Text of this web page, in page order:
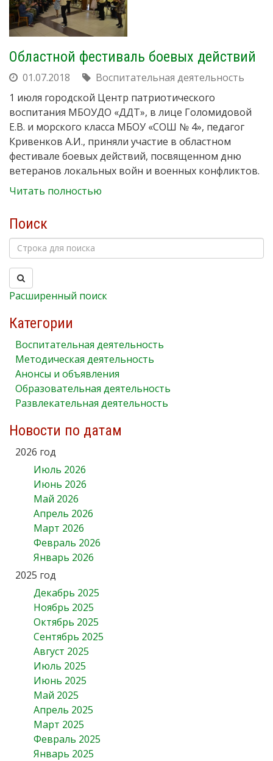
Областной фестиваль боевых действий
01.07.2018
Воспитательная деятельность
1 июля городской Центр патриотического
воспитания МБОУДО «ДДТ», в лице Голомидовой
Е.В. и морского класса МБОУ «СОШ № 4», педагог
Кривенков А.И., приняли участие в областном
фестивале боевых действий, посвященном дню
ветеранов локальных войн и военных конфликтов.
Читать полностью
Поиск
Расширенный поиск
Категории
Воспитательная деятельность
Методическая деятельность
Анонсы и объявления
Образовательная деятельность
Развлекательная деятельность
Новости по датам
2026 год
Июль 2026
Июнь 2026
Май 2026
Апрель 2026
Март 2026
Февраль 2026
Январь 2026
2025 год
Декабрь 2025
Ноябрь 2025
Октябрь 2025
Сентябрь 2025
Август 2025
Июль 2025
Июнь 2025
Май 2025
Апрель 2025
Март 2025
Февраль 2025
Январь 2025